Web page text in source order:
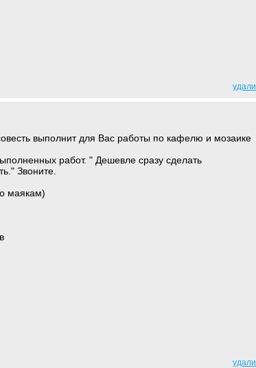
выполнит для Вас работы по кафелю и мозаике
работ. " Дешевле сразу сделать
Звоните.
маякам)